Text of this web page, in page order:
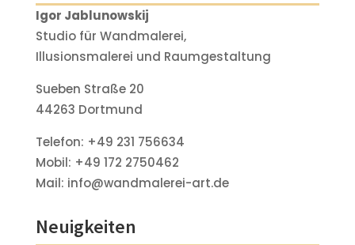
Igor Jablunowskij
Studio für Wandmalerei,
Illusionsmalerei und Raumgestaltung
Sueben Straße 20
44263 Dortmund
Telefon: +49 231 756634
Mobil: +49 172 2750462
Mail: info@wandmalerei-art.de
Neuigkeiten